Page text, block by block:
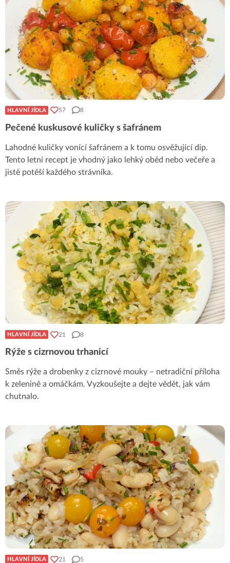
HLAVNÍ JÍDLA 57 8
Pečené kuskusové kuličky s šafránem
Lahodné kuličky vonící šafránem a k tomu osvěžující dip.
Tento letní recept je vhodný jako lehký oběd nebo večeře a
jistě potěší každého strávníka.
HLAVNÍ JÍDLA 21 8
Rýže s cizrnovou trhanicí
Směs rýže a drobenky z cizrnové mouky – netradiční příloha
k zelenině a omáčkám. Vyzkoušejte a dejte vědět, jak vám
chutnalo.
HLAVNÍ JÍDLA 21 5